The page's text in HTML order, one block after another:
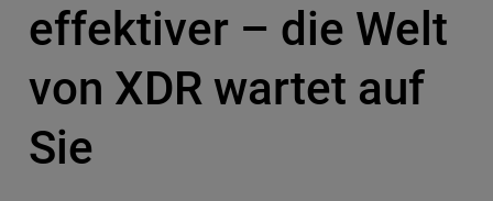
effektiver – die Welt
von XDR wartet auf
Sie